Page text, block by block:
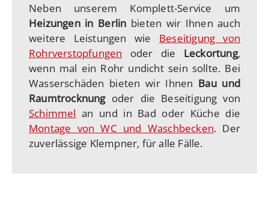
Neben unserem Komplett-Service um
Heizungen in Berlin bieten wir Ihnen auch
weitere Leistungen wie Beseitigung von
Rohrverstopfungen oder die Leckortung,
wenn mal ein Rohr undicht sein sollte. Bei
Wasserschäden bieten wir Ihnen Bau und
Raumtrocknungoder die Beseitigung von
Schimmel an und in Bad oder Küche die
Montage von WC und Waschbecken. Der
zuverlässige Klempner, für alle Fälle.